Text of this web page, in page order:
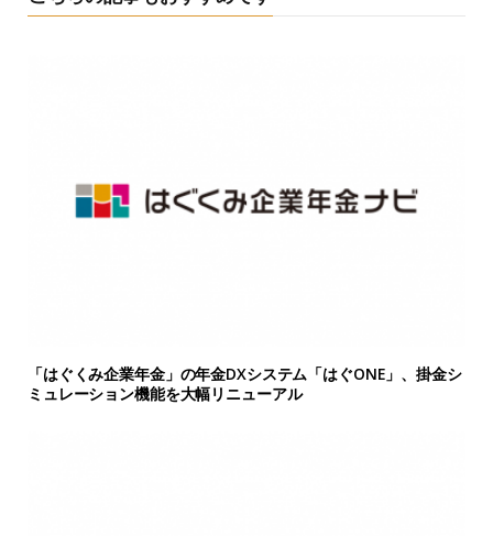
「はぐくみ企業年金」の年金DXシステム「はぐONE」、掛金シ
ミュレーション機能を大幅リニューアル